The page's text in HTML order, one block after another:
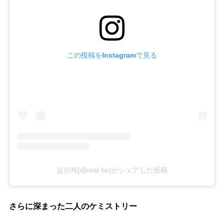
この投稿をInstagramで見る
김민재(@real.be)がシェアした投稿
さらに深まった二人のケミストリー